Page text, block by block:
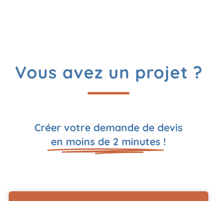
Vous avez un projet ?
Créer votre demande de devis
en moins de 2 minutes !